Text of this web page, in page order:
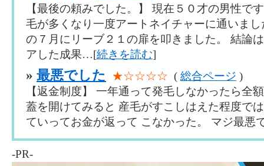
【最後の頼みでした。】 現在５０才の男性で
毛が多くなり一度アートネイチャーに通いま
の７月にリーブ２１の扉を叩きました。 結論
アした成果…[続きを読む]
» 最悪でした ★☆☆☆☆ ( 総合ページ )
【返金制度】 一年通って発毛しなかったら全
蓋を開けてみると 産毛がすこしはえた程度で
ていってお金が返って こなかった。 マジ最悪
-PR-